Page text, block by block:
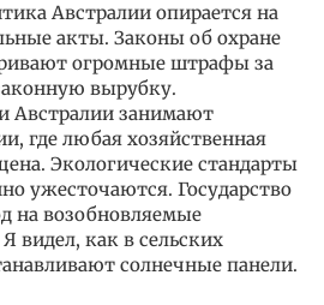
Австралии опирается на
акты. Законы об охране
огромные штрафы за
вырубку.
Австралии занимают
где любая хозяйственная
Экологические стандарты
ужесточаются. Государство
на возобновляемые
видел, как в сельских
солнечные панели.